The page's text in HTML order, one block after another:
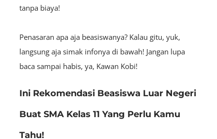
tanpa biaya!
Penasaran apa aja beasiswanya? Kalau gitu, yuk,
langsung aja simak infonya di bawah! Jangan lupa
baca sampai habis, ya, Kawan Kobi!
Ini Rekomendasi Beasiswa Luar Negeri
Buat SMA Kelas 11 Yang Perlu Kamu
Tahu!